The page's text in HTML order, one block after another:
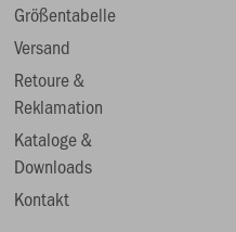
Größentabelle
Versand
Retoure &
Reklamation
Kataloge &
Downloads
Kontakt